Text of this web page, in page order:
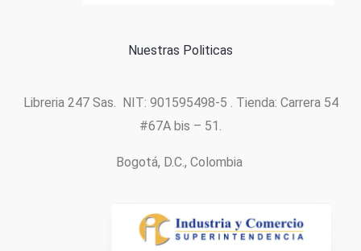
Nuestras Politicas
Libreria 247 Sas. NIT: 901595498-5 . Tienda: Carrera 54
#67A bis – 51.
Bogotá, D.C., Colombia